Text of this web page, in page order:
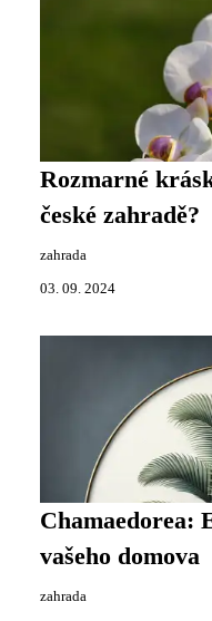
Rozmarné
české zahradě?
zahrada
03. 09. 2024
Chamaedorea:
vašeho domova
zahrada